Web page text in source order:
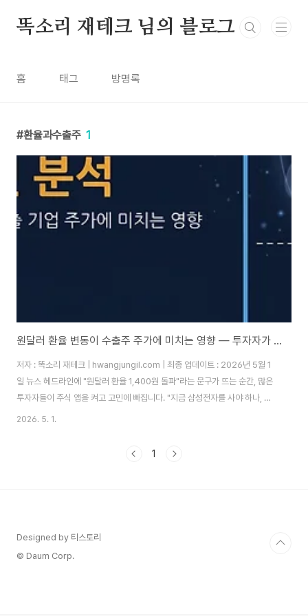
똑소리 재테크 님의 블로그
홈 태그 방명록
환율과수출주 1
원달러 환율 변동이 수출주 주가에 미치는 영향 — 투자자가 꼭 알아야 할 핵심 분석
저자 : 똑소리 재테크 | hwangjungil.com | 최종 업데이트 : 2026년 5월 1
일 뉴스 헤드라인에 "원달러 환율 1,400원 돌파"라는 문구가 뜨는 순간, 많은
투자자들이 주식 앱을 켜고 고민에 빠집니다. "지금 삼성전자를 사야 하나, 팔
아야 하나?" 환율이 오르면 수출주가 오른다는 말은 어디서나 들리지만, 정작
습니다.저는 국내 주식 투자 10년 경력을 가진 개인 투자자로서, 2022년 원달
2026. 5. 1.
1
Designed by 티스토리
© Daum Corp.